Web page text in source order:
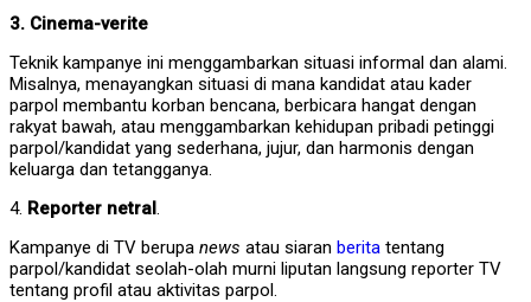
3. Cinema-verite
Teknik kampanye ini menggambarkan situasi informal dan alami.
Misalnya, menayangkan situasi di mana kandidat atau kader
parpol membantu korban bencana, berbicara hangat dengan
rakyat bawah, atau menggambarkan kehidupan pribadi petinggi
parpol/kandidat yang sederhana, jujur, dan harmonis dengan
keluarga dan tetangganya.
4. Reporter netral.
Kampanye di TV berupa news atau siaran berita tentang
parpol/kandidat seolah-olah murni liputan langsung reporter TV
tentang profil atau aktivitas parpol.